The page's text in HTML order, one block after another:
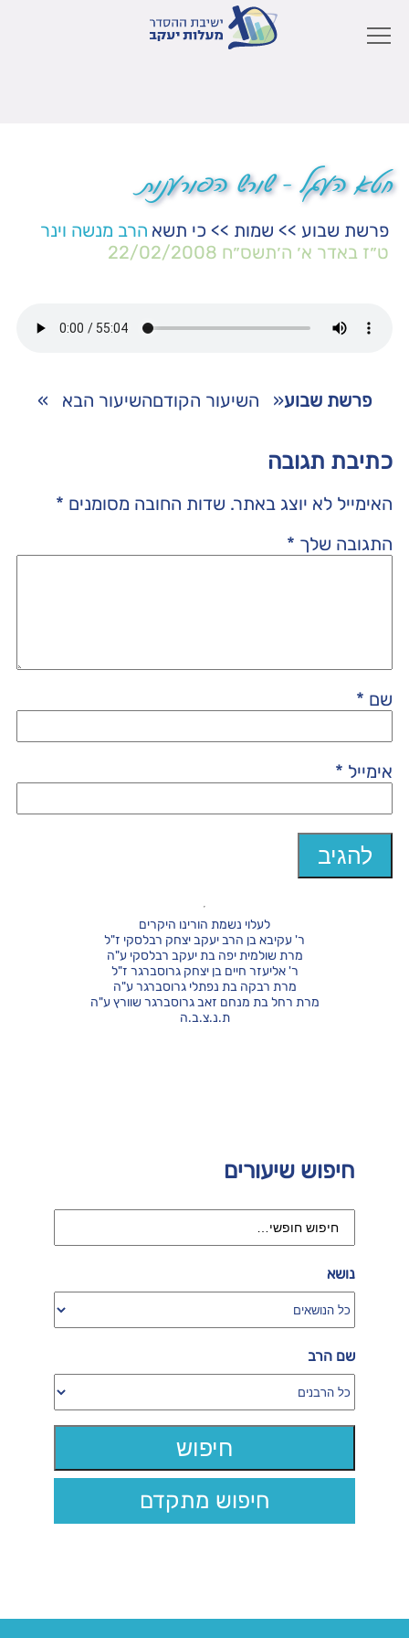
חטא העגל – שורש הפורענות
פרשת שבוע >> שמות >> כי תשא הרב מנשה וינר
ט״ז באדר א׳ ה׳תשס״ח 22/02/2008
פרשת שבוע« השיעור הקודםהשיעור הבא »
כתיבת תגובה
האימייל לא יוצג באתר. שדות החובה מסומנים *
התגובה שלך *
שם *
אימייל *
חיפוש שיעורים
נושא
שם הרב
חיפוש מתקדם
לעלוי נשמת הורינו היקרים
ר' עקיבא בן הרב יעקב יצחק רבלסקי ז"ל
מרת שולמית יפה בת יעקב רבלסקי ע"ה
ר' אליעזר חיים בן יצחק גרוסברגר ז"ל
מרת רבקה בת נפתלי גרוסברגר ע"ה
מרת רחל בת מנחם זאב גרוסברגר שוורץ ע"ה
ת.נ.צ.ב.ה